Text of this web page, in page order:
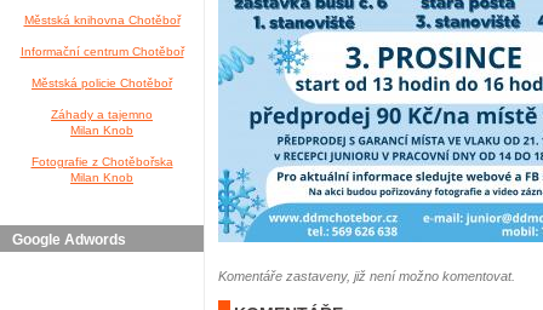
Městská knihovna Chotěboř
Informační centrum Chotěboř
Městská policie Chotěboř
Záhady a tajemno
Milan Knob
Fotografie z Chotěbořska
Milan Knob
Google Adwords
Komentáře zastaveny, již není možno komentovat.